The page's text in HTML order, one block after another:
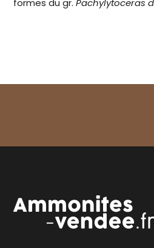
formes du gr. Pachylytoceras